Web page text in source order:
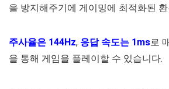
을 방지해주기에 게이밍에 최적화된
주사율은 144Hz, 응답 속도는 1ms로
을 통해 게임을 플레이할 수 있습니다.